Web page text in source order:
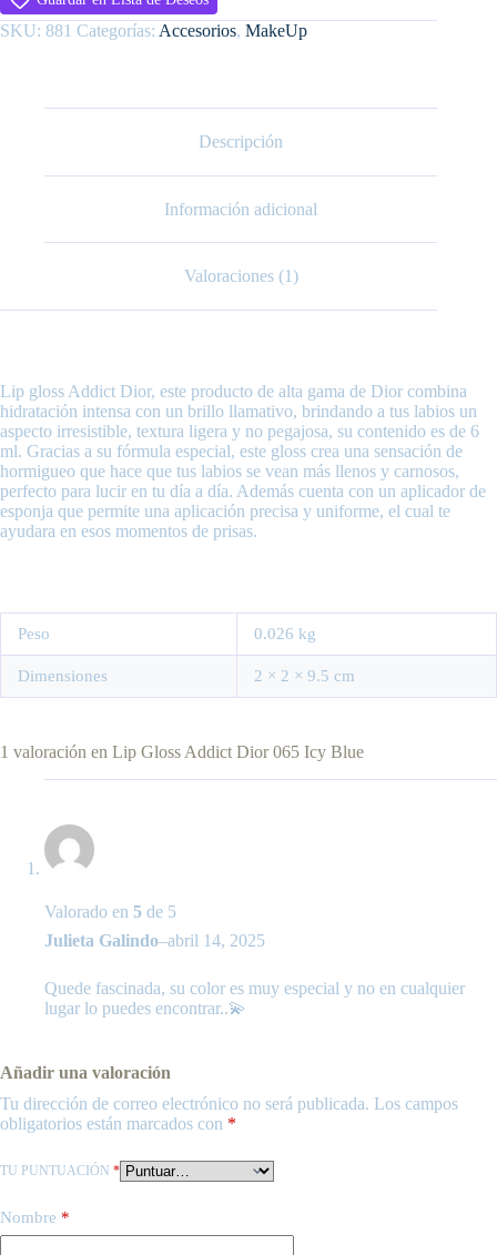
SKU: 881 Categorías: Accesorios, MakeUp
Descripción
Información adicional
Valoraciones (1)
Lip gloss Addict Dior, este producto de alta gama de Dior combina
hidratación intensa con un brillo llamativo, brindando a tus labios un
aspecto irresistible, textura ligera y no pegajosa, su contenido es de 6
ml. Gracias a su fórmula especial, este gloss crea una sensación de
hormigueo que hace que tus labios se vean más llenos y carnosos,
perfecto para lucir en tu día a día. Además cuenta con un aplicador de
esponja que permite una aplicación precisa y uniforme, el cual te
ayudara en esos momentos de prisas.
Peso 0.026 kg
Dimensiones 2 × 2 × 9.5 cm
1 valoración en Lip Gloss Addict Dior 065 Icy Blue
Valorado en 5 de 5
Julieta Galindo–abril 14, 2025
Quede fascinada, su color es muy especial y no en cualquier
lugar lo puedes encontrar..💫
Añadir una valoración
Tu dirección de correo electrónico no será publicada. Los campos
obligatorios están marcados con *
TU PUNTUACIÓN *
Nombre *